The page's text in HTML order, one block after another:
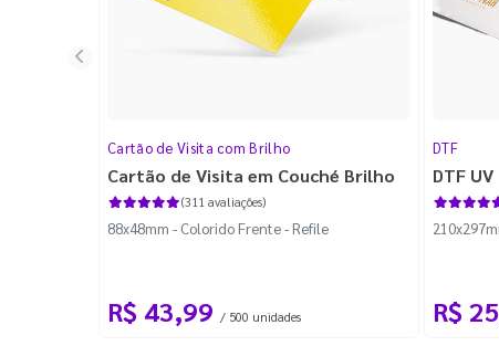
Cartão de Visita com Brilho
Cartão de Visita em Couché Brilho
(311 avaliações)
88x48mm - Colorido Frente - Refile
R$ 43,99 / 500 unidades
DTF
DTF UV
R$